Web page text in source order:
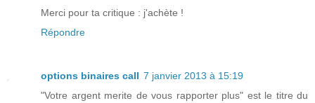
Merci pour ta critique : j'achète !
Répondre
options binaires call 7 janvier 2013 à 15:19
"Votre argent merite de vous rapporter plus" est le titre du